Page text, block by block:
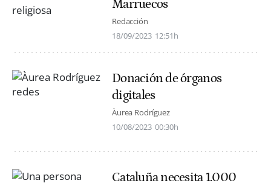
Marruecos
Redacción
18/09/2023 12:51h
Donación de órganos
digitales
Àurea Rodríguez
10/08/2023 00:30h
Cataluña necesita 1.000